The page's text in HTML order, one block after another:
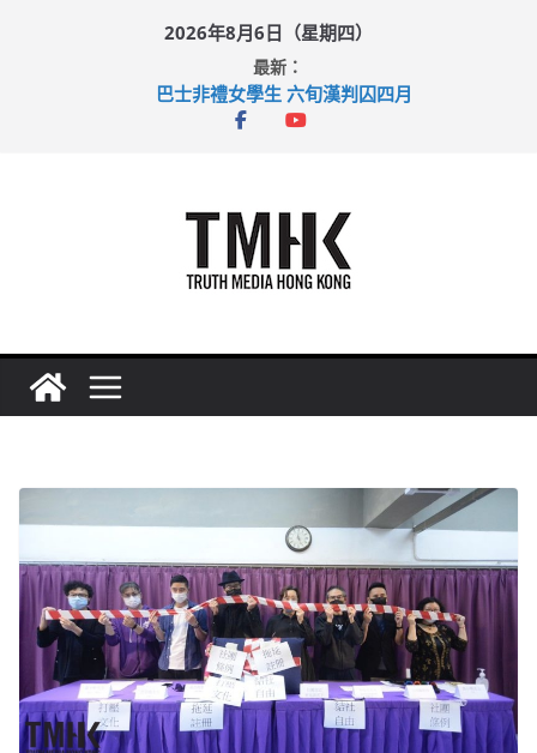
2026年8月6日（星期四）
最新：
巴士非禮女學生 六旬漢判囚四月
涉造假公屋富戶申報表 倉管員准保釋候訊